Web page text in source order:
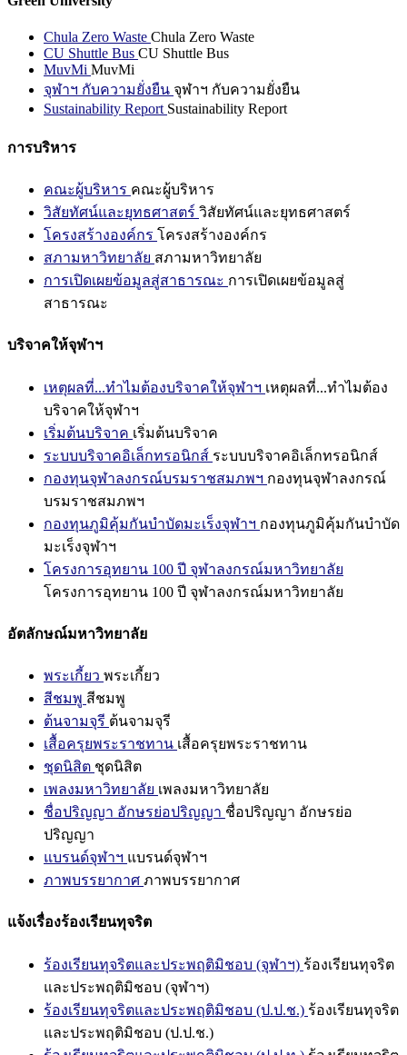
Chula Zero Waste Chula Zero Waste
CU Shuttle Bus CU Shuttle Bus
MuvMi MuvMi
จุฬาฯ กับความยั่งยืน จุฬาฯ กับความยั่งยืน
Sustainability Report Sustainability Report
การบริหาร
คณะผู้บริหาร คณะผู้บริหาร
วิสัยทัศน์และยุทธศาสตร์ วิสัยทัศน์และยุทธศาสตร์
โครงสร้างองค์กร โครงสร้างองค์กร
สภามหาวิทยาลัย สภามหาวิทยาลัย
การเปิดเผยข้อมูลสู่สาธารณะ การเปิดเผยข้อมูลสู่
สาธารณะ
บริจาคให้จุฬาฯ
เหตุผลที่...ทำไมต้องบริจาคให้จุฬาฯ เหตุผลที่...ทำไมต้อง
บริจาคให้จุฬาฯ
เริ่มต้นบริจาค เริ่มต้นบริจาค
ระบบบริจาคอิเล็กทรอนิกส์ ระบบบริจาคอิเล็กทรอนิกส์
กองทุนจุฬาลงกรณ์บรมราชสมภพฯ กองทุนจุฬาลงกรณ์
บรมราชสมภพฯ
กองทุนภูมิคุ้มกันบำบัดมะเร็งจุฬาฯ กองทุนภูมิคุ้มกันบำบัด
มะเร็งจุฬาฯ
โครงการอุทยาน 100 ปี จุฬาลงกรณ์มหาวิทยาลัย
โครงการอุทยาน 100 ปี จุฬาลงกรณ์มหาวิทยาลัย
อัตลักษณ์มหาวิทยาลัย
พระเกี้ยว พระเกี้ยว
สีชมพู สีชมพู
ต้นจามจุรี ต้นจามจุรี
เสื้อครุยพระราชทาน เสื้อครุยพระราชทาน
ชุดนิสิต ชุดนิสิต
เพลงมหาวิทยาลัย เพลงมหาวิทยาลัย
ชื่อปริญญา อักษรย่อปริญญา ชื่อปริญญา อักษรย่อ
ปริญญา
แบรนด์จุฬาฯ แบรนด์จุฬาฯ
ภาพบรรยากาศ ภาพบรรยากาศ
แจ้งเรื่องร้องเรียนทุจริต
ร้องเรียนทุจริตและประพฤติมิชอบ (จุฬาฯ) ร้องเรียนทุจริต
และประพฤติมิชอบ (จุฬาฯ)
ร้องเรียนทุจริตและประพฤติมิชอบ (ป.ป.ช.) ร้องเรียนทุจริต
และประพฤติมิชอบ (ป.ป.ช.)